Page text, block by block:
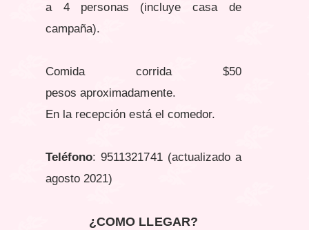
a 4 personas (incluye casa de
campaña).
Comida corrida $50
pesosaproximadamente.
En la recepción está el comedor.
Teléfono: 9511321741 (actualizado a
agosto 2021)
¿COMO LLEGAR?